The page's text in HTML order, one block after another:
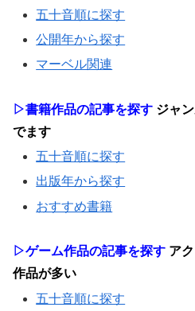
五十音順に探す
公開年から探す
マーベル関連
▷書籍作品の記事を探す ジャ
でます
五十音順に探す
出版年から探す
おすすめ書籍
▷ゲーム作品の記事を探す ア
作品が多い
五十音順に探す